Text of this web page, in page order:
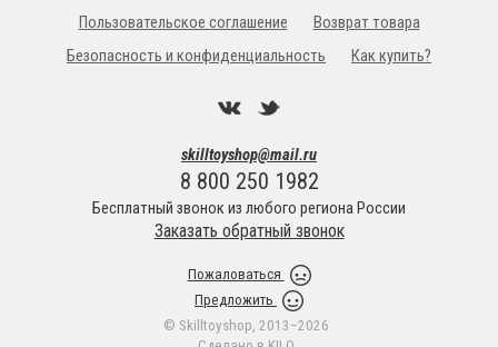
skilltoyshop@mail.ru
8 800 250 1982
Бесплатный звонок из любого региона России
Заказать обратный звонок
Пожаловаться
Предложить
© Skilltoyshop, 2013−2026
Пользовательское соглашение
Возврат товара
Безопасность и конфиденциальность
Как купить?